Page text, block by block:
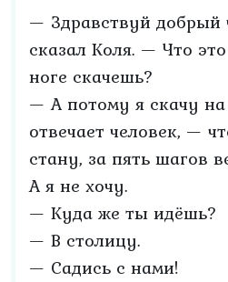
— Здравствуй добрый
сказал Коля. — Что
ноге скачешь?
— А потому я скачу
отвечает человек, —
стану, за пять шагов
А я не хочу.
— Куда же ты идёшь?
— В столицу.
— Садись с нами!